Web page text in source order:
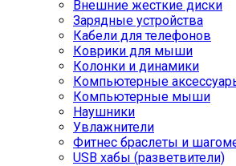
Внешние жесткие диски
Зарядные устройства
Кабели для телефонов
Коврики для мыши
Колонки и динамики
Компьютерные
Компьютерные мыши
Наушники
Увлажнители
Фитнес браслеты и
USB хабы (разветвители)